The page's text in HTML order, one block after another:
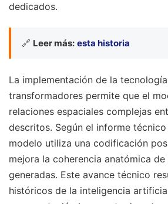
dedicados.
🔗 Leer más: esta historia
La implementación de la
transformadores permite que el
relaciones espaciales complejas
descritos. Según el informe
modelo utiliza una codificación
mejora la coherencia anatómica
generadas. Este avance técnico
históricos de la inteligencia